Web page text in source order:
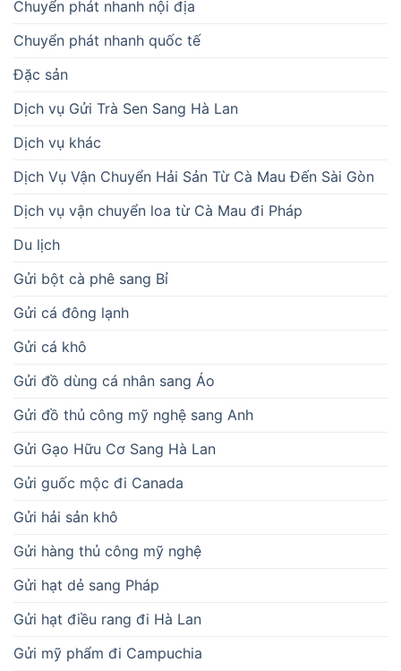
Chuyển phát nhanh nội địa
Chuyển phát nhanh quốc tế
Đặc sản
Dịch vụ Gửi Trà Sen Sang Hà Lan
Dịch vụ khác
Dịch Vụ Vận Chuyển Hải Sản Từ Cà Mau Đến Sài Gòn
Dịch vụ vận chuyển loa từ Cà Mau đi Pháp
Du lịch
Gửi bột cà phê sang Bỉ
Gửi cá đông lạnh
Gửi cá khô
Gửi đồ dùng cá nhân sang Áo
Gửi đồ thủ công mỹ nghệ sang Anh
Gửi Gạo Hữu Cơ Sang Hà Lan
Gửi guốc mộc đi Canada
Gửi hải sản khô
Gửi hàng thủ công mỹ nghệ
Gửi hạt dẻ sang Pháp
Gửi hạt điều rang đi Hà Lan
Gửi mỹ phẩm đi Campuchia